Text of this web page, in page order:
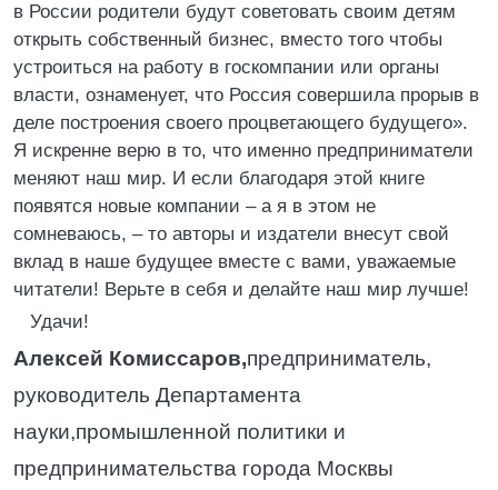
в России родители будут советовать своим детям
открыть собственный бизнес, вместо того чтобы
устроиться на работу в госкомпании или органы
власти, ознаменует, что Россия совершила прорыв в
деле построения своего процветающего будущего».
Я искренне верю в то, что именно предприниматели
меняют наш мир. И если благодаря этой книге
появятся новые компании – а я в этом не
сомневаюсь, – то авторы и издатели внесут свой
вклад в наше будущее вместе с вами, уважаемые
читатели! Верьте в себя и делайте наш мир лучше!
Удачи!
Алексей Комиссаров,предприниматель,
руководитель Департамента
науки,промышленной политики и
предпринимательства города Москвы